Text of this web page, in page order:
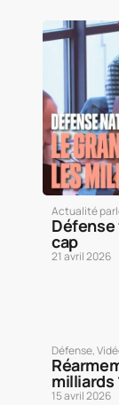
Actualité
Défense
cap
21 avril 2026
Défense,
milliards
15 avril 2026